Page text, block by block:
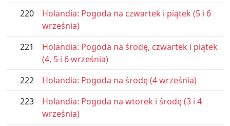
220
Holandia: Pogoda na czwartek i piątek (5 i 6
września)
221
Holandia: Pogoda na środę, czwartek i piątek
(4, 5 i 6 września)
222
Holandia: Pogoda na środę (4 września)
223
Holandia: Pogoda na wtorek i środę (3 i 4
września)